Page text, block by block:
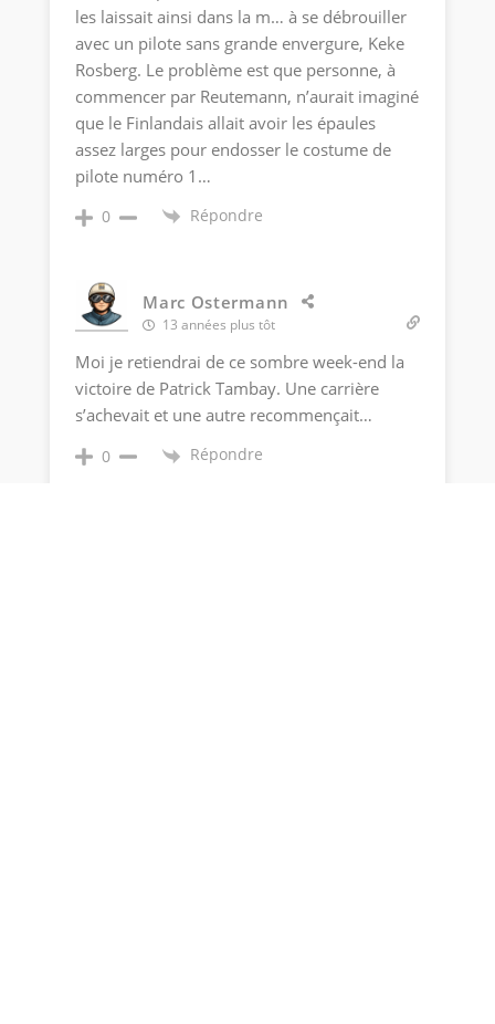
les laissait ainsi dans la m… à se débrouiller
avec un pilote sans grande envergure, Keke
Rosberg. Le problème est que personne, à
commencer par Reutemann, n’aurait imaginé
que le Finlandais allait avoir les épaules
assez larges pour endosser le costume de
pilote numéro 1…
0 Répondre
Marc Ostermann
13 années plus tôt
Moi je retiendrai de ce sombre week-end la
victoire de Patrick Tambay. Une carrière
s’achevait et une autre recommençait…
0 Répondre